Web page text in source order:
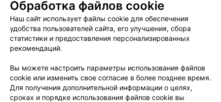
Добавить специалиста
Обработка файлов cookie
Наш сайт использует файлы cookie для обеспечения
удобства пользователей сайта, его улучшения, сбора
статистики и предоставления персонализированных
рекомендаций.
Вы можете настроить параметры использования файлов
cookie или изменить свое согласие в более позднее время.
Для получения дополнительной информации о целях,
сроках и порядке использования файлов cookie вы